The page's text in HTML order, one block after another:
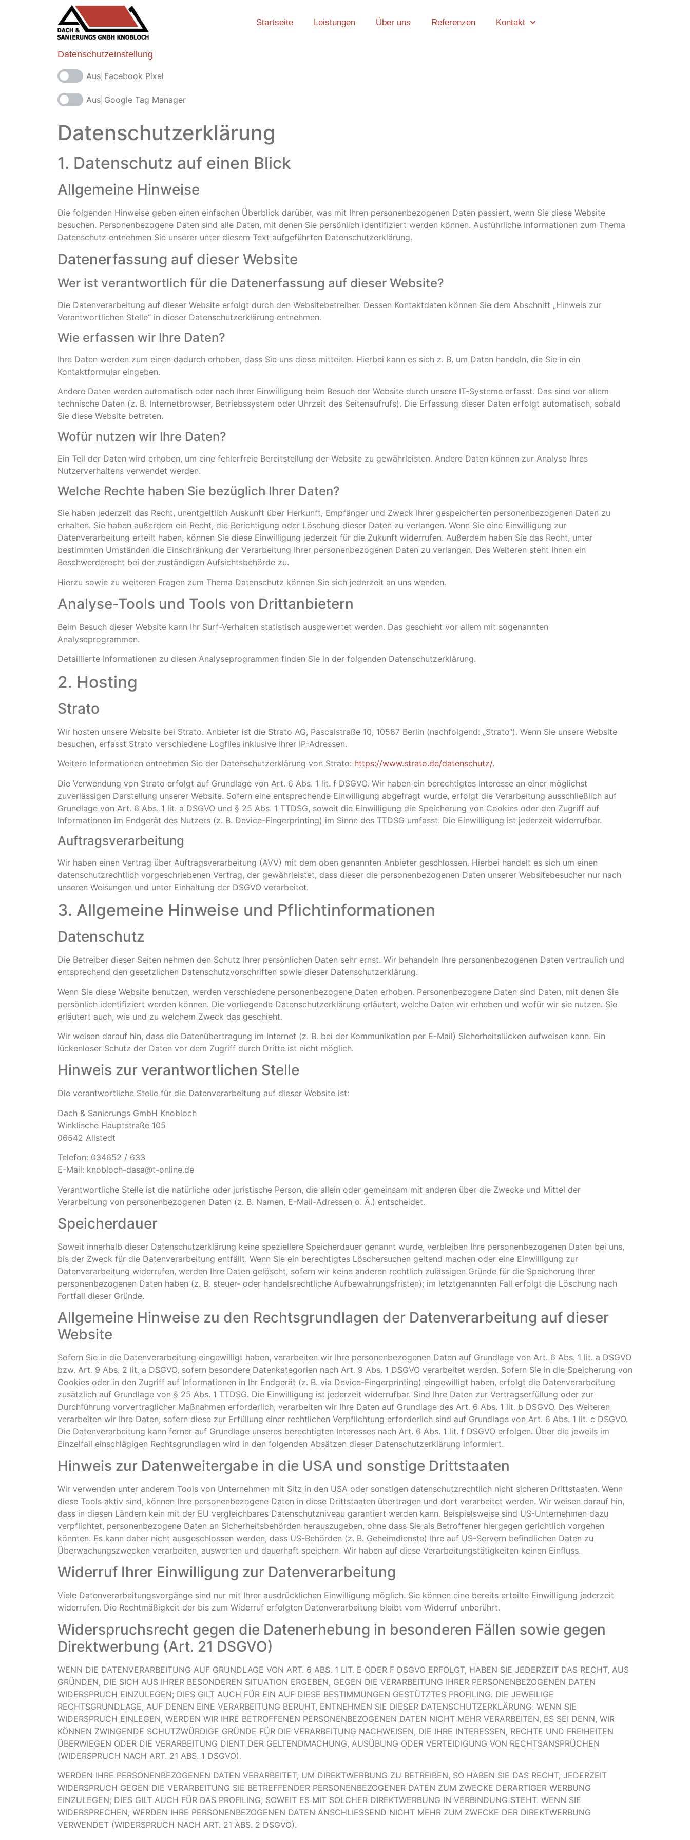
Startseite Leistungen Über uns Referenzen Kontakt
Datenschutzeinstellung
Facebook Pixel
Google Tag Manager
Datenschutz­erklärung
1. Datenschutz auf einen Blick
Allgemeine Hinweise
Die folgenden Hinweise geben einen einfachen Überblick darüber, was mit Ihren personenbezogenen Daten passiert, wenn Sie diese Website
besuchen. Personenbezogene Daten sind alle Daten, mit denen Sie persönlich identifiziert werden können. Ausführliche Informationen zum Thema
Datenschutz entnehmen Sie unserer unter diesem Text aufgeführten Datenschutzerklärung.
Datenerfassung auf dieser Website
Wer ist verantwortlich für die Datenerfassung auf dieser Website?
Die Datenverarbeitung auf dieser Website erfolgt durch den Websitebetreiber. Dessen Kontaktdaten können Sie dem Abschnitt „Hinweis zur
Verantwortlichen Stelle“ in dieser Datenschutzerklärung entnehmen.
Wie erfassen wir Ihre Daten?
Ihre Daten werden zum einen dadurch erhoben, dass Sie uns diese mitteilen. Hierbei kann es sich z. B. um Daten handeln, die Sie in ein
Kontaktformular eingeben.
Andere Daten werden automatisch oder nach Ihrer Einwilligung beim Besuch der Website durch unsere IT-Systeme erfasst. Das sind vor allem
technische Daten (z. B. Internetbrowser, Betriebssystem oder Uhrzeit des Seitenaufrufs). Die Erfassung dieser Daten erfolgt automatisch, sobald
Sie diese Website betreten.
Wofür nutzen wir Ihre Daten?
Ein Teil der Daten wird erhoben, um eine fehlerfreie Bereitstellung der Website zu gewährleisten. Andere Daten können zur Analyse Ihres
Nutzerverhaltens verwendet werden.
Welche Rechte haben Sie bezüglich Ihrer Daten?
Sie haben jederzeit das Recht, unentgeltlich Auskunft über Herkunft, Empfänger und Zweck Ihrer gespeicherten personenbezogenen Daten zu
erhalten. Sie haben außerdem ein Recht, die Berichtigung oder Löschung dieser Daten zu verlangen. Wenn Sie eine Einwilligung zur
Datenverarbeitung erteilt haben, können Sie diese Einwilligung jederzeit für die Zukunft widerrufen. Außerdem haben Sie das Recht, unter
bestimmten Umständen die Einschränkung der Verarbeitung Ihrer personenbezogenen Daten zu verlangen. Des Weiteren steht Ihnen ein
Beschwerderecht bei der zuständigen Aufsichtsbehörde zu.
Hierzu sowie zu weiteren Fragen zum Thema Datenschutz können Sie sich jederzeit an uns wenden.
Analyse-Tools und Tools von Dritt­anbietern
Beim Besuch dieser Website kann Ihr Surf-Verhalten statistisch ausgewertet werden. Das geschieht vor allem mit sogenannten
Analyseprogrammen.
Detaillierte Informationen zu diesen Analyseprogrammen finden Sie in der folgenden Datenschutzerklärung.
2. Hosting
Strato
Wir hosten unsere Website bei Strato. Anbieter ist die Strato AG, Pascalstraße 10, 10587 Berlin (nachfolgend: „Strato“). Wenn Sie unsere Website
besuchen, erfasst Strato verschiedene Logfiles inklusive Ihrer IP-Adressen.
Weitere Informationen entnehmen Sie der Datenschutzerklärung von Strato: https://www.strato.de/datenschutz/.
Die Verwendung von Strato erfolgt auf Grundlage von Art. 6 Abs. 1 lit. f DSGVO. Wir haben ein berechtigtes Interesse an einer möglichst
zuverlässigen Darstellung unserer Website. Sofern eine entsprechende Einwilligung abgefragt wurde, erfolgt die Verarbeitung ausschließlich auf
Grundlage von Art. 6 Abs. 1 lit. a DSGVO und § 25 Abs. 1 TTDSG, soweit die Einwilligung die Speicherung von Cookies oder den Zugriff auf
Informationen im Endgerät des Nutzers (z. B. Device-Fingerprinting) im Sinne des TTDSG umfasst. Die Einwilligung ist jederzeit widerrufbar.
Auftragsverarbeitung
Wir haben einen Vertrag über Auftragsverarbeitung (AVV) mit dem oben genannten Anbieter geschlossen. Hierbei handelt es sich um einen
datenschutzrechtlich vorgeschriebenen Vertrag, der gewährleistet, dass dieser die personenbezogenen Daten unserer Websitebesucher nur nach
unseren Weisungen und unter Einhaltung der DSGVO verarbeitet.
3. Allgemeine Hinweise und Pflicht­informationen
Datenschutz
Die Betreiber dieser Seiten nehmen den Schutz Ihrer persönlichen Daten sehr ernst. Wir behandeln Ihre personenbezogenen Daten vertraulich und
entsprechend den gesetzlichen Datenschutzvorschriften sowie dieser Datenschutzerklärung.
Wenn Sie diese Website benutzen, werden verschiedene personenbezogene Daten erhoben. Personenbezogene Daten sind Daten, mit denen Sie
persönlich identifiziert werden können. Die vorliegende Datenschutzerklärung erläutert, welche Daten wir erheben und wofür wir sie nutzen. Sie
erläutert auch, wie und zu welchem Zweck das geschieht.
Wir weisen darauf hin, dass die Datenübertragung im Internet (z. B. bei der Kommunikation per E-Mail) Sicherheitslücken aufweisen kann. Ein
lückenloser Schutz der Daten vor dem Zugriff durch Dritte ist nicht möglich.
Hinweis zur verantwortlichen Stelle
Die verantwortliche Stelle für die Datenverarbeitung auf dieser Website ist:
Dach & Sanierungs GmbH Knobloch
Winklische Hauptstraße 105
06542 Allstedt
Telefon: 034652 / 633
E-Mail: knobloch-dasa@t-online.de
Verantwortliche Stelle ist die natürliche oder juristische Person, die allein oder gemeinsam mit anderen über die Zwecke und Mittel der
Verarbeitung von personenbezogenen Daten (z. B. Namen, E-Mail-Adressen o. Ä.) entscheidet.
Speicherdauer
Soweit innerhalb dieser Datenschutzerklärung keine speziellere Speicherdauer genannt wurde, verbleiben Ihre personenbezogenen Daten bei uns,
bis der Zweck für die Datenverarbeitung entfällt. Wenn Sie ein berechtigtes Löschersuchen geltend machen oder eine Einwilligung zur
Datenverarbeitung widerrufen, werden Ihre Daten gelöscht, sofern wir keine anderen rechtlich zulässigen Gründe für die Speicherung Ihrer
personenbezogenen Daten haben (z. B. steuer- oder handelsrechtliche Aufbewahrungsfristen); im letztgenannten Fall erfolgt die Löschung nach
Fortfall dieser Gründe.
Allgemeine Hinweise zu den Rechtsgrundlagen der Datenverarbeitung auf dieser
Website
Sofern Sie in die Datenverarbeitung eingewilligt haben, verarbeiten wir Ihre personenbezogenen Daten auf Grundlage von Art. 6 Abs. 1 lit. a DSGVO
bzw. Art. 9 Abs. 2 lit. a DSGVO, sofern besondere Datenkategorien nach Art. 9 Abs. 1 DSGVO verarbeitet werden. Sofern Sie in die Speicherung von
Cookies oder in den Zugriff auf Informationen in Ihr Endgerät (z. B. via Device-Fingerprinting) eingewilligt haben, erfolgt die Datenverarbeitung
zusätzlich auf Grundlage von § 25 Abs. 1 TTDSG. Die Einwilligung ist jederzeit widerrufbar. Sind Ihre Daten zur Vertragserfüllung oder zur
Durchführung vorvertraglicher Maßnahmen erforderlich, verarbeiten wir Ihre Daten auf Grundlage des Art. 6 Abs. 1 lit. b DSGVO. Des Weiteren
verarbeiten wir Ihre Daten, sofern diese zur Erfüllung einer rechtlichen Verpflichtung erforderlich sind auf Grundlage von Art. 6 Abs. 1 lit. c DSGVO.
Die Datenverarbeitung kann ferner auf Grundlage unseres berechtigten Interesses nach Art. 6 Abs. 1 lit. f DSGVO erfolgen. Über die jeweils im
Einzelfall einschlägigen Rechtsgrundlagen wird in den folgenden Absätzen dieser Datenschutzerklärung informiert.
Hinweis zur Datenweitergabe in die USA und sonstige Drittstaaten
Wir verwenden unter anderem Tools von Unternehmen mit Sitz in den USA oder sonstigen datenschutzrechtlich nicht sicheren Drittstaaten. Wenn
diese Tools aktiv sind, können Ihre personenbezogene Daten in diese Drittstaaten übertragen und dort verarbeitet werden. Wir weisen darauf hin,
dass in diesen Ländern kein mit der EU vergleichbares Datenschutzniveau garantiert werden kann. Beispielsweise sind US-Unternehmen dazu
verpflichtet, personenbezogene Daten an Sicherheitsbehörden herauszugeben, ohne dass Sie als Betroffener hiergegen gerichtlich vorgehen
könnten. Es kann daher nicht ausgeschlossen werden, dass US-Behörden (z. B. Geheimdienste) Ihre auf US-Servern befindlichen Daten zu
Überwachungszwecken verarbeiten, auswerten und dauerhaft speichern. Wir haben auf diese Verarbeitungstätigkeiten keinen Einfluss.
Widerruf Ihrer Einwilligung zur Datenverarbeitung
Viele Datenverarbeitungsvorgänge sind nur mit Ihrer ausdrücklichen Einwilligung möglich. Sie können eine bereits erteilte Einwilligung jederzeit
widerrufen. Die Rechtmäßigkeit der bis zum Widerruf erfolgten Datenverarbeitung bleibt vom Widerruf unberührt.
Widerspruchsrecht gegen die Datenerhebung in besonderen Fällen sowie gegen
Direktwerbung (Art. 21 DSGVO)
WENN DIE DATENVERARBEITUNG AUF GRUNDLAGE VON ART. 6 ABS. 1 LIT. E ODER F DSGVO ERFOLGT, HABEN SIE JEDERZEIT DAS RECHT, AUS
GRÜNDEN, DIE SICH AUS IHRER BESONDEREN SITUATION ERGEBEN, GEGEN DIE VERARBEITUNG IHRER PERSONENBEZOGENEN DATEN
WIDERSPRUCH EINZULEGEN; DIES GILT AUCH FÜR EIN AUF DIESE BESTIMMUNGEN GESTÜTZTES PROFILING. DIE JEWEILIGE
RECHTSGRUNDLAGE, AUF DENEN EINE VERARBEITUNG BERUHT, ENTNEHMEN SIE DIESER DATENSCHUTZERKLÄRUNG. WENN SIE
WIDERSPRUCH EINLEGEN, WERDEN WIR IHRE BETROFFENEN PERSONENBEZOGENEN DATEN NICHT MEHR VERARBEITEN, ES SEI DENN, WIR
KÖNNEN ZWINGENDE SCHUTZWÜRDIGE GRÜNDE FÜR DIE VERARBEITUNG NACHWEISEN, DIE IHRE INTERESSEN, RECHTE UND FREIHEITEN
ÜBERWIEGEN ODER DIE VERARBEITUNG DIENT DER GELTENDMACHUNG, AUSÜBUNG ODER VERTEIDIGUNG VON RECHTSANSPRÜCHEN
(WIDERSPRUCH NACH ART. 21 ABS. 1 DSGVO).
WERDEN IHRE PERSONENBEZOGENEN DATEN VERARBEITET, UM DIREKTWERBUNG ZU BETREIBEN, SO HABEN SIE DAS RECHT, JEDERZEIT
WIDERSPRUCH GEGEN DIE VERARBEITUNG SIE BETREFFENDER PERSONENBEZOGENER DATEN ZUM ZWECKE DERARTIGER WERBUNG
EINZULEGEN; DIES GILT AUCH FÜR DAS PROFILING, SOWEIT ES MIT SOLCHER DIREKTWERBUNG IN VERBINDUNG STEHT. WENN SIE
WIDERSPRECHEN, WERDEN IHRE PERSONENBEZOGENEN DATEN ANSCHLIESSEND NICHT MEHR ZUM ZWECKE DER DIREKTWERBUNG
VERWENDET (WIDERSPRUCH NACH ART. 21 ABS. 2 DSGVO).